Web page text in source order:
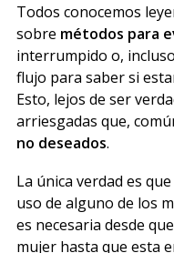
Todos conocemos
sobre métodos para
interrumpido o,
flujo para saber si
Esto, lejos de ser
arriesgadas que,
no deseados.
La única verdad es que
uso de alguno de los
es necesaria desde
mujer hasta que esta